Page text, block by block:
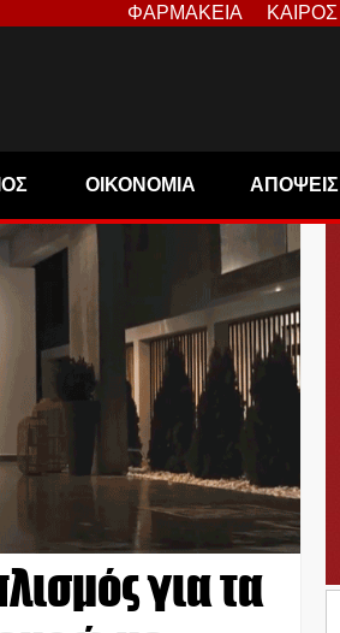
ΦΑΡΜΑΚΕΙΑ ΚΑΙΡΟΣ
ΟΙΚΟΝΟΜΙΑ ΑΠΟΨΕΙΣ
για τα